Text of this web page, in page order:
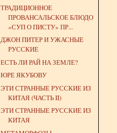
ТРАДИЦИОННОЕ
ПРОВАНСАЛЬСКОЕ БЛЮДО
«СУП О ПИСТУ» ПР...
ДЖОН ПИТЕР И УЖАСНЫЕ
РУССКИЕ
ЕСТЬ ЛИ РАЙ НА ЗЕМЛЕ?
ЮРЕ ЯКУБОВУ
ЭТИ СТРАННЫЕ РУССКИЕ ИЗ
КИТАЯ (ЧАСТЬ II)
ЭТИ СТРАННЫЕ РУССКИЕ ИЗ
КИТАЯ